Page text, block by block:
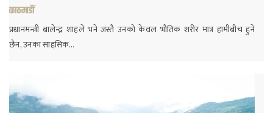
काठमाडौं
प्रधानमन्त्री बालेन्द्र शाहले भने जस्तै उनको केवल भौतिक शरीर मात्र हामीबीच हुने
छैन, उनका साहसिक…